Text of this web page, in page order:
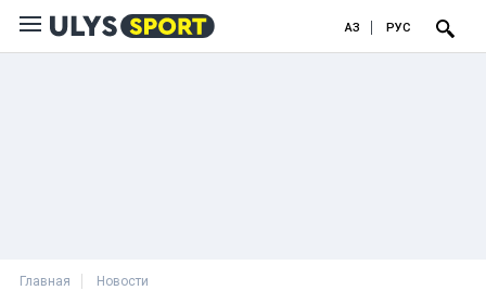
ҚАЗ РУС
Главная Новости